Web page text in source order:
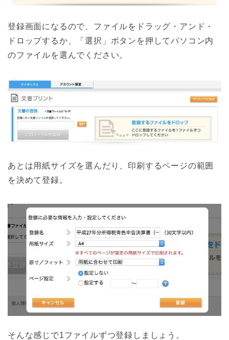
登録画面になるので、ファイルをドラッグ・アンド・
ドロップするか、「選択」ボタンを押してパソコン内
のファイルを選んでください。
あとは用紙サイズを選んだり、印刷するページの範囲
を決めて登録。
そんな感じで1ファイルずつ登録しましょう。